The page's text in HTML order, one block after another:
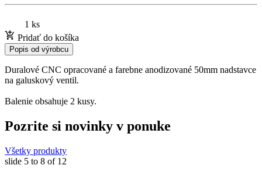
1 ks
Pridať do košíka
Popis od výrobcu
Duralové CNC opracované a farebne anodizované 50mm nadstavce
na galuskový ventil.
Balenie obsahuje 2 kusy.
Pozrite si novinky v ponuke
Všetky produkty
slide 5 to 8 of 12